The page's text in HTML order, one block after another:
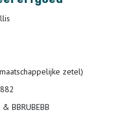
zetel)
BBRUBEBB